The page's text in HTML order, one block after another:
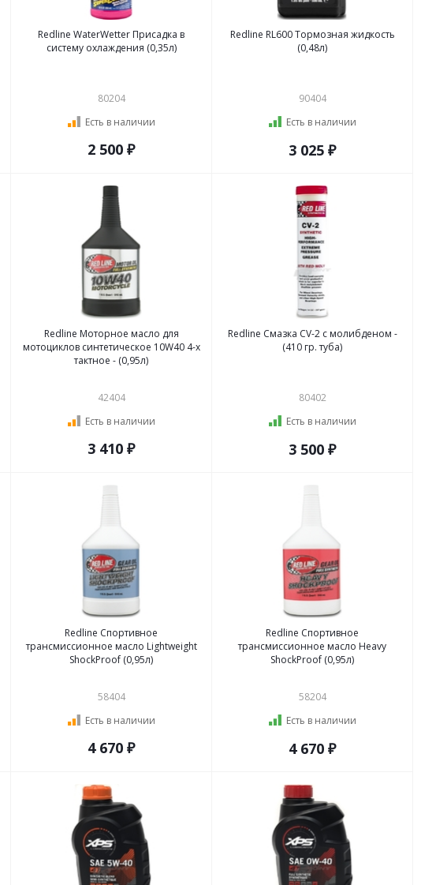
Redline WaterWetter Присадка в
систему охлаждения (0,35л)
80204
Есть в наличии
2 500 ₽
Redline RL600 Тормозная жидкость
(0,48л)
90404
Есть в наличии
3 025 ₽
Redline Моторное масло для
мотоциклов синтетическое 10W40 4-х
тактное - (0,95л)
42404
Есть в наличии
3 410 ₽
Redline Смазка CV-2 с молибденом -
(410 гр. туба)
80402
Есть в наличии
3 500 ₽
Redline Спортивное
трансмиссионное масло Lightweight
ShockProof (0,95л)
58404
Есть в наличии
4 670 ₽
Redline Спортивное
трансмиссионное масло Heavy
ShockProof (0,95л)
58204
Есть в наличии
4 670 ₽